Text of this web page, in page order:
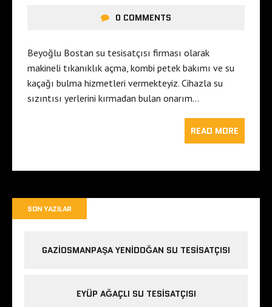
0 COMMENTS
Beyoğlu Bostan su tesisatçısı firması olarak
makineli tıkanıklık açma, kombi petek bakımı ve su
kaçağı bulma hizmetleri vermekteyiz. Cihazla su
sızıntısı yerlerini kırmadan bulan onarım…
READ MORE
SON YAZILAR
GAZIOSMANPAŞA YENIDOĞAN SU TESISATÇISI
EYÜP AĞAÇLI SU TESISATÇISI